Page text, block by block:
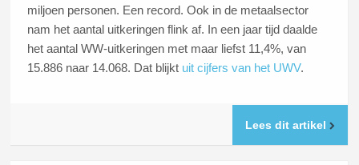
miljoen personen. Een record. Ook in de metaalsector
nam het aantal uitkeringen flink af. In een jaar tijd daalde
het aantal WW-uitkeringen met maar liefst 11,4%, van
15.886 naar 14.068. Dat blijkt uit cijfers van het UWV.
Lees dit artikel